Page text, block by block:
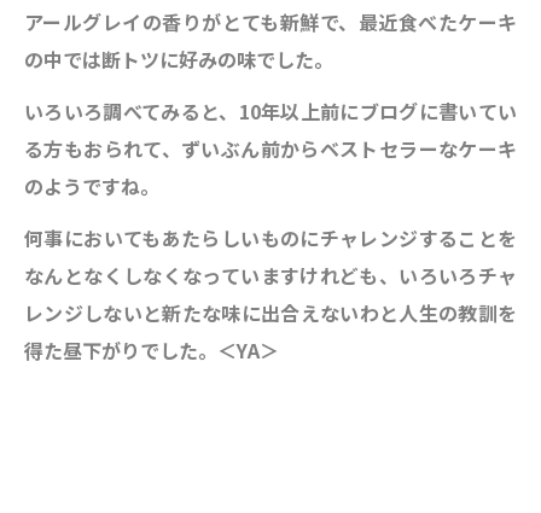
アールグレイの香りがとても新鮮で、最近食べたケーキ
の中では断トツに好みの味でした。
いろいろ調べてみると、10年以上前にブログに書いてい
る方もおられて、ずいぶん前からベストセラーなケーキ
のようですね。
何事においてもあたらしいものにチャレンジすることを
なんとなくしなくなっていますけれども、いろいろチャ
レンジしないと新たな味に出合えないわと人生の教訓を
得た昼下がりでした。＜YA＞